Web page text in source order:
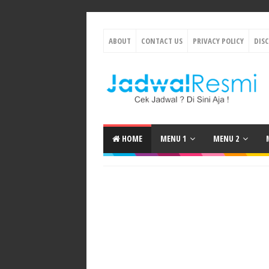
ABOUT CONTACT US PRIVACY POLICY
HOME MENU 1 MENU 2